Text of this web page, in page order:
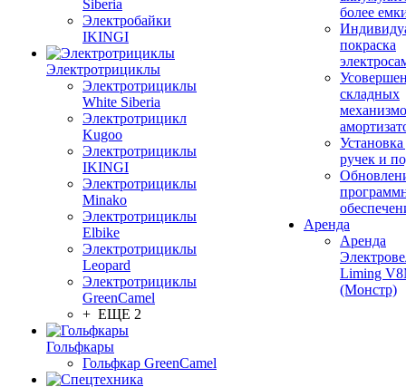
Siberia
Электробайки
IKINGI
Электротрициклы
Электротрициклы
White Siberia
Электротрицикл
Kugoo
Электротрициклы
IKINGI
Электротрициклы
Minako
Электротрициклы
Elbike
Электротрициклы
Leopard
Электротрициклы
GreenCamel
+ ЕЩЕ 2
Гольфкары
Гольфкар GreenCamel
более
покраска
складных
ручек и
Аренда
Аренда
Liming
(Монстр)